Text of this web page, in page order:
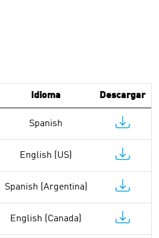
Idioma Descargar
Spanish
English (US)
Spanish (Argentina)
English (Canada)